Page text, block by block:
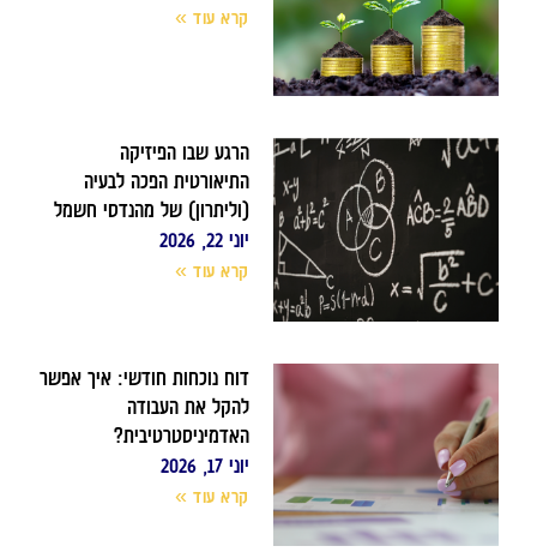
קרא עוד »
הרגע שבו הפיזיקה
התיאורטית הפכה לבעיה
(וליתרון) של מהנדסי חשמל
יוני 22, 2026
קרא עוד »
דוח נוכחות חודשי: איך אפשר
להקל את העבודה
האדמיניסטרטיבית?
יוני 17, 2026
קרא עוד »